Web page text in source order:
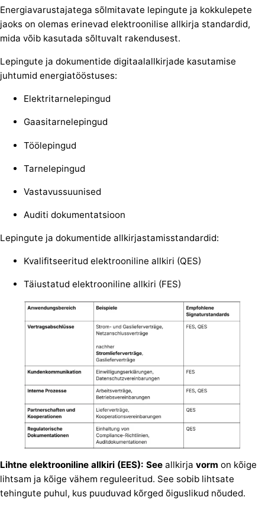
Energiavarustajatega sõlmitavate lepingute ja kokkulepete
jaoks on olemas erinevad elektroonilise allkirja standardid,
mida võib kasutada sõltuvalt rakendusest.
Lepingute ja dokumentide digitaalallkirjade kasutamise
juhtumid energiatööstuses:
Elektritarnelepingud
Gaasitarnelepingud
Töölepingud
Tarnelepingud
Vastavussuunised
Auditi dokumentatsioon
Lepingute ja dokumentide allkirjastamisstandardid:
Kvalifitseeritud elektrooniline allkiri (QES)
Täiustatud elektrooniline allkiri (FES)
Lihtne elektrooniline allkiri (EES): See allkirja vorm on kõige
lihtsam ja kõige vähem reguleeritud. See sobib lihtsate
tehingute puhul, kus puuduvad kõrged õiguslikud nõuded.